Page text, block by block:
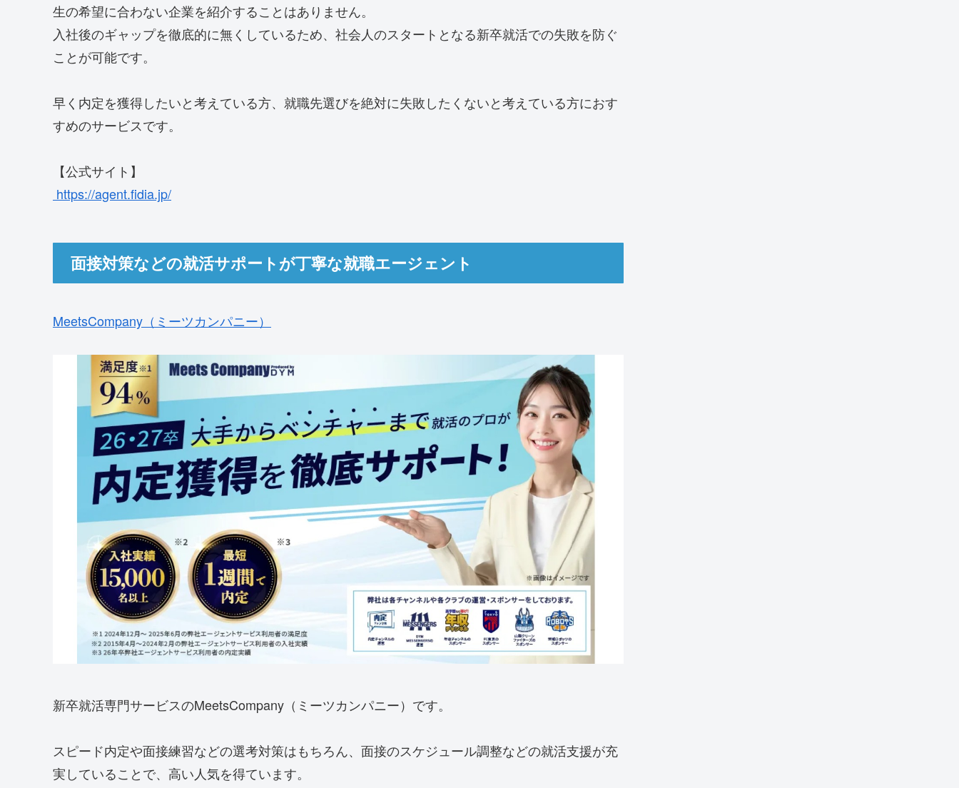
生の希望に合わない企業を紹介することはありません。
入社後のギャップを徹底的に無くしているため、社会人のスタートとなる新卒就活での失敗を防ぐ
ことが可能です。
早く内定を獲得したいと考えている方、就職先選びを絶対に失敗したくないと考えている方におす
すめのサービスです。
【公式サイト】
https://agent.fidia.jp/
面接対策などの就活サポートが丁寧な就職エージェント
MeetsCompany（ミーツカンパニー）
新卒就活専門サービスのMeetsCompany（ミーツカンパニー）です。
スピード内定や面接練習などの選考対策はもちろん、面接のスケジュール調整などの就活支援が充
実していることで、高い人気を得ています。